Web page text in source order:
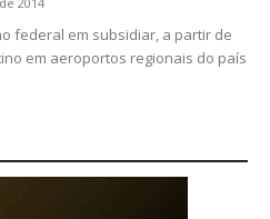
federal em subsidiar, a partir de
em aeroportos regionais do país